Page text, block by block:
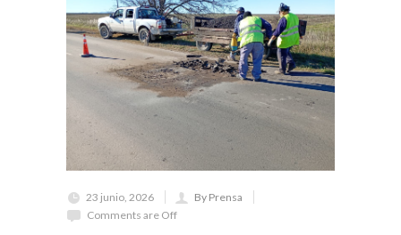
23 junio, 2026
By Prensa
Comments are Off